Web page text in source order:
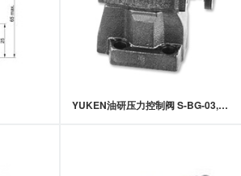
YUKEN油研压力控制阀 S-BG-03,06,10系列低噪音型溢流阀